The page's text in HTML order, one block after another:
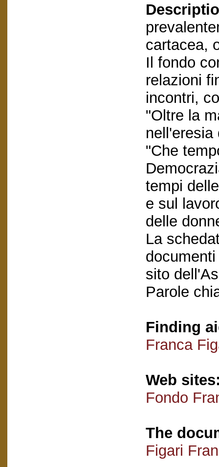
cartacea,
Il fondo
relazioni
incontri,
"Oltre la
nell'eresia
"Che
tempi
e sul
delle
La
sito
Parole
Finding
Franca
Web
Fondo
The
Figari